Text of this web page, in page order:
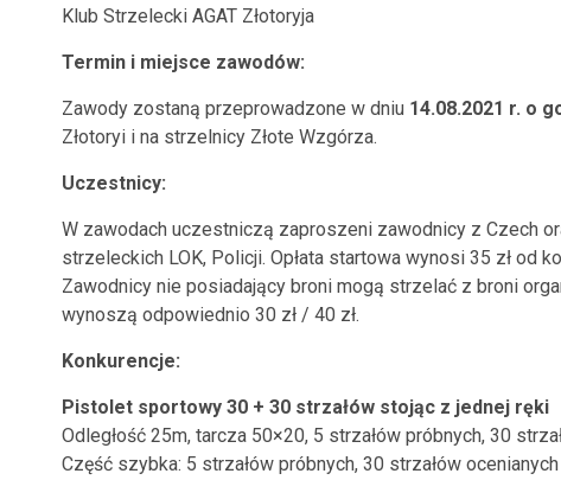
Klub Strzelecki AGAT Złotoryja
Termin i miejsce zawodów:
Zawody zostaną przeprowadzone w dniu 14.08.2021 r. o
Złotoryi i na strzelnicy Złote Wzgórza.
Uczestnicy:
W zawodach uczestniczą zaproszeni zawodnicy z Czech
strzeleckich LOK, Policji. Opłata startowa wynosi 35 zł od
Zawodnicy nie posiadający broni mogą strzelać z broni
wynoszą odpowiednio 30 zł / 40 zł.
Konkurencje:
Pistolet sportowy 30 + 30 strzałów stojąc z jednej ręki
Odległość 25m, tarcza 50×20, 5 strzałów próbnych, 30
Część szybka: 5 strzałów próbnych, 30 strzałów